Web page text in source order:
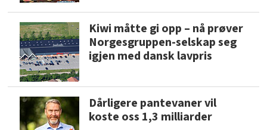
Kiwi måtte gi opp – nå prøver
Norgesgruppen-selskap seg
igjen med dansk lavpris
Dårligere pantevaner vil
koste oss 1,3 milliarder